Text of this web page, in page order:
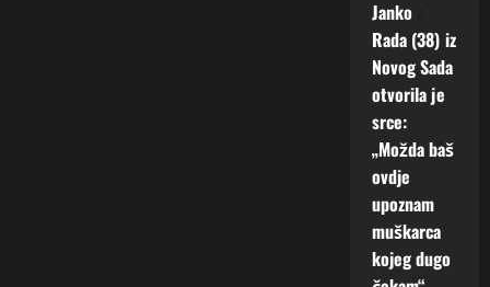
Janko
Rada (38) iz
Novog Sada
otvorila je
srce:
„Možda baš
ovdje
upoznam
muškarca
kojeg dugo